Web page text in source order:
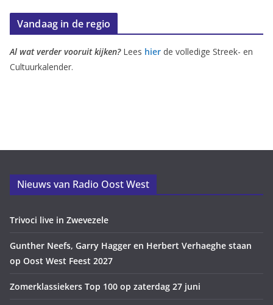
Vandaag in de regio
Al wat verder vooruit kijken?Lees hier de volledige Streek- en
Cultuurkalender.
Nieuws van Radio Oost West
Trivoci live in Zwevezele
Gunther Neefs, Garry Hagger en Herbert Verhaeghe staan
op Oost West Feest 2027
Zomerklassiekers Top 100 op zaterdag 27 juni